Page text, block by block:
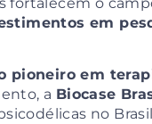
em
pioneiro em
a Biocase
no